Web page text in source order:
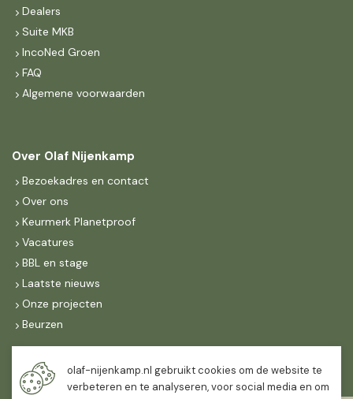
Dealers
Suite MKB
IncoNed Groen
FAQ
Algemene voorwaarden
Over Olaf Nijenkamp
Bezoekadres en contact
Over ons
Keurmerk Planetproof
Vacatures
BBL en stage
Laatste nieuws
Onze projecten
Beurzen
Maandag t/m vrijdag
07:30- 16:30
olaf-nijenkamp.nl gebruikt cookies om de website te
verbeteren en te analyseren, voor social media en om